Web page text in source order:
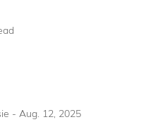
- Aug. 12, 2025